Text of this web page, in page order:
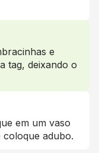
e
tag, deixando o
em um vaso
adubo.